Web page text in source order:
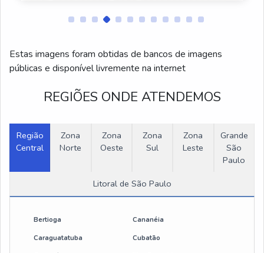
Montagem de Sistemas Monovias
Fabricação de Monovias
Talha elétrica 200kg
Guincho talha eletrica
Talha elétrica de corrente 1000 kg
Estas imagens foram obtidas de bancos de imagens
públicas e disponível livremente na internet
REGIÕES ONDE ATENDEMOS
Região
Central
Zona
Norte
Zona
Oeste
Zona
Sul
Zona
Leste
Grande
São
Paulo
Litoral de São Paulo
Bertioga Cananéia
Caraguatatuba Cubatão